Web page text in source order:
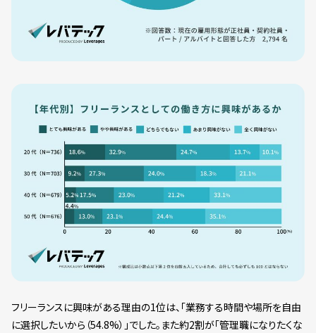
フリーランスに興味がある理由の1位は、「業務する時間や場所を自由
に選択したいから（54.8%）」でした。また約2割が「管理職になりたくな